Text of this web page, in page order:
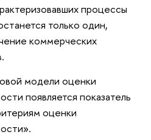
процессы
только один,
коммерческих
модели оценки
появляется показатель
оценки